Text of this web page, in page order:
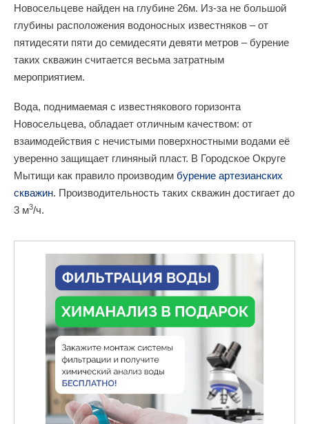
Новосельцеве найден на глубине 26м. Из-за не большой
глубины расположения водоносных известняков – от
пятидесяти пяти до семидесяти девяти метров – бурение
таких скважин считается весьма затратным
мероприятием.
Вода, поднимаемая с известнякового горизонта
Новосельцева, обладает отличным качеством: от
взаимодействия с нечистыми поверхностными водами её
уверенно защищает глиняный пласт. В Городское Округе
Мытищи как правило производим бурение артезианских
скважин. Производительность таких скважин достигает до
3 м3/ч.